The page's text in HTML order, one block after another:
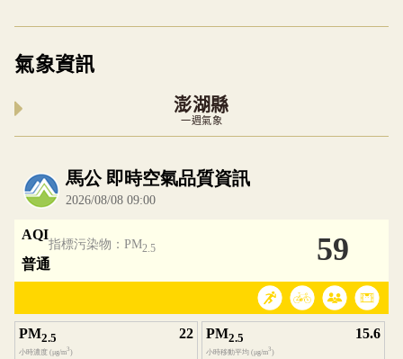
氣象資訊
澎湖縣
一週氣象
內嵌空氣品質小工具為視覺預覽，完整即時空